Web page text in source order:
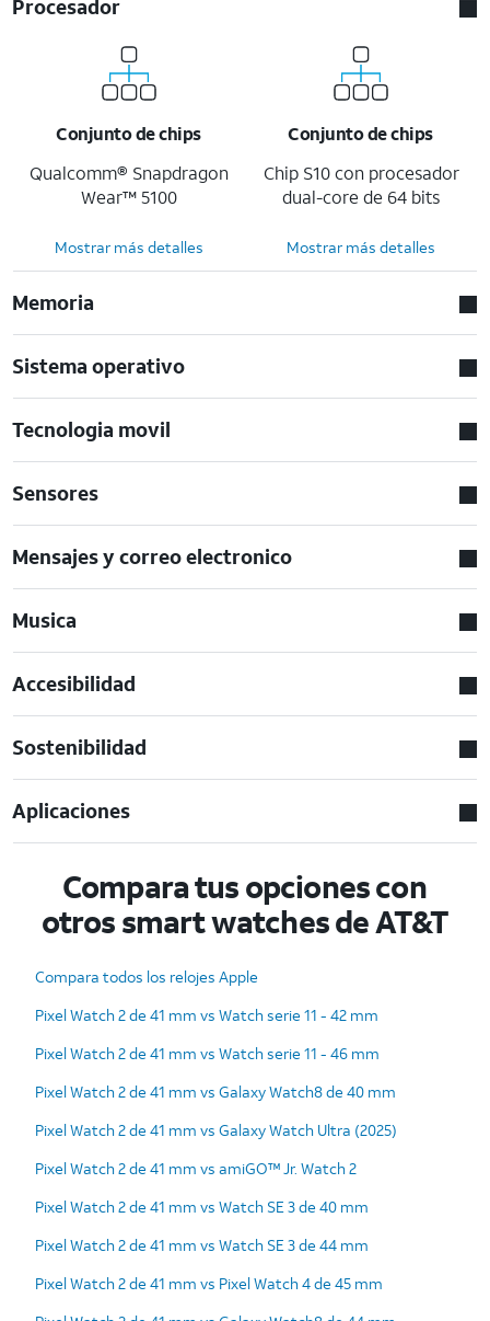
Procesador
Conjunto de chips
Qualcomm® Snapdragon
Wear™ 5100
Conjunto de chips
Chip S10 con procesador
dual-core de 64 bits
Mostrar más detalles Mostrar más detalles
Memoria
Sistema operativo
Tecnologia movil
Sensores
Mensajes y correo electronico
Musica
Accesibilidad
Sostenibilidad
Aplicaciones
Compara tus opciones con
otros smart watches de AT&T
Compara todos los relojes Apple
Pixel Watch 2 de 41 mm vs Watch serie 11 - 42 mm
Pixel Watch 2 de 41 mm vs Watch serie 11 - 46 mm
Pixel Watch 2 de 41 mm vs Galaxy Watch8 de 40 mm
Pixel Watch 2 de 41 mm vs Galaxy Watch Ultra (2025)
Pixel Watch 2 de 41 mm vs amiGO™ Jr. Watch 2
Pixel Watch 2 de 41 mm vs Watch SE 3 de 40 mm
Pixel Watch 2 de 41 mm vs Watch SE 3 de 44 mm
Pixel Watch 2 de 41 mm vs Pixel Watch 4 de 45 mm